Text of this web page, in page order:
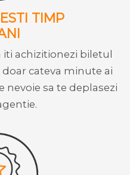
TIMP
achizitionezi biletul
cateva minute ai
nevoie sa te deplasezi